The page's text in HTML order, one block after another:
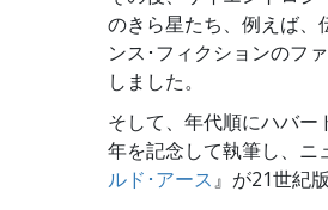
のきら星たち、例えば、
ンス･フィクションのフ
しました。
そして、年代順にハバ
年を記念して執筆し、ニ
ルド･アース』が21世紀